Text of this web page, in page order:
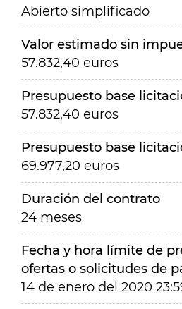
Abierto simplificado
Valor estimado sin
57.832,40 euros
Presupuesto base
57.832,40 euros
Presupuesto base
69.977,20 euros
Duración del contrato
24 meses
Fecha y hora límite de
ofertas o solicitudes de
14 de enero del 2020